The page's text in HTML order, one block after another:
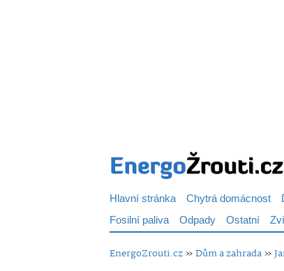
Hlavní stránka Chytrá domácnost
Fosilní paliva Odpady Ostatní
EnergoZrouti.cz»Dům a zahrada»